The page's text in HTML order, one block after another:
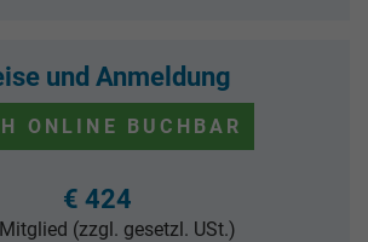
und Anmeldung
ONLINE BUCHBAR
€ 424
(zzgl. gesetzl. USt.)